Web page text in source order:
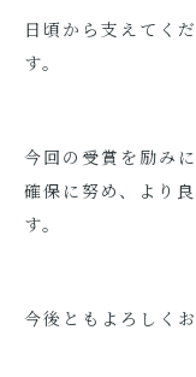
日頃から支えてく
す。
今回の受賞を励み
確保に努め、より
す。
今後ともよろしく